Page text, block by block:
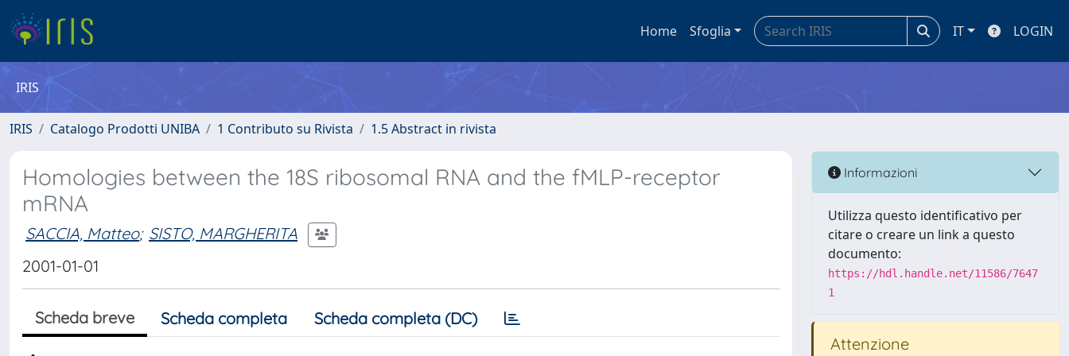
Home Sfoglia IT LOGIN
IRIS
IRIS Catalogo Prodotti UNIBA 1 Contributo su Rivista 1.5 Abstract in rivista
Homologies between the 18S ribosomal RNA and the fMLP-receptor
mRNA
SACCIA, Matteo; SISTO, MARGHERITA
2001-01-01
Scheda breve Scheda completa Scheda completa (DC)
Informazioni
Utilizza questo identificativo per
citare o creare un link a questo
documento:
https://hdl.handle.net/11586/7647
1
Attenzione